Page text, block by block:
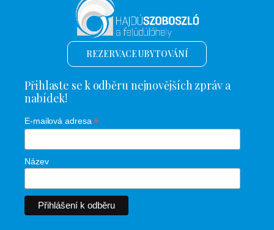
REZERVACE UBYTOVÁNÍ
Přihlaste se k odběru nejnovějších zpráv a
nabídek!
E-mailová adresa*
Název